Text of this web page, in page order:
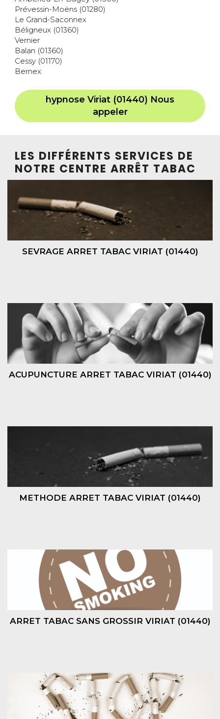
Prévessin-Moëns (01280)
Le Grand-Saconnex
Béligneux (01360)
Vernier
Balan (01360)
Cessy (01170)
Bernex
hypnose Viriat (01440) Nous
appeler
LES DIFFÉRENTS SERVICES DE
NOTRE CENTRE ARRÊT TABAC
SEVRAGE ARRET TABAC VIRIAT (01440)
ACUPUNCTURE ARRET TABAC VIRIAT (01440)
METHODE ARRET TABAC VIRIAT (01440)
ARRET TABAC SANS GROSSIR VIRIAT (01440)